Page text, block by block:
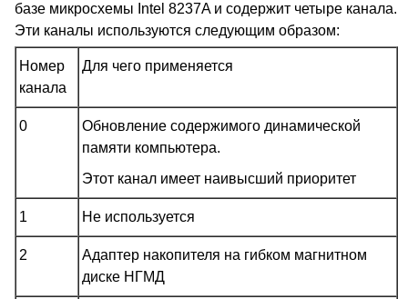
базе микросхемы Intel 8237A и содержит четыре канала.
Эти каналы используются следующим образом:
Номер
канала
Для чего применяется
0
Обновление содержимого динамической
памяти компьютера.
Этот канал имеет наивысший приоритет
1 Не используется
2
Адаптер накопителя на гибком магнитном
диске НГМД